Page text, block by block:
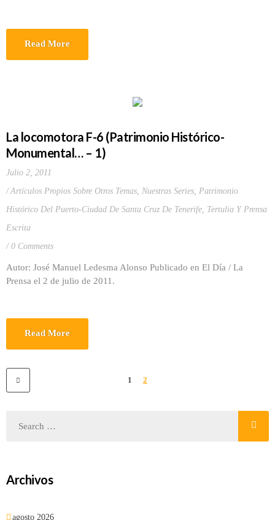
Read More
La locomotora F-6 (Patrimonio Histórico-
Monumental… – 1)
Julio 2, 2011
Artículos Propios Sobre Otros Temas, Nuestras Series, Patrimonio
Histórico Del Puerto-Ciudad De Santa Cruz De Tenerife, Tertulia Y Prensa
Escrita
0 Comments
Autor: José Manuel Ledesma Alonso Publicado en El Día / La
Prensa el 2 de julio de 2011.
Read More
1 2
Archivos
agosto 2026